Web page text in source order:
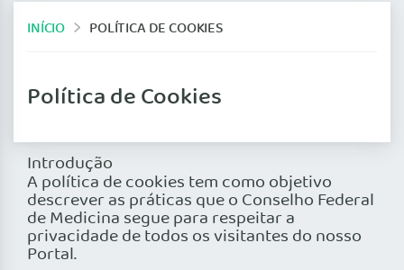
INÍCIO POLÍTICA DE COOKIES
Política de Cookies
Introdução
A política de cookies tem como objetivo
descrever as práticas que o Conselho Federal
de Medicina segue para respeitar a
privacidade de todos os visitantes do nosso
Portal.